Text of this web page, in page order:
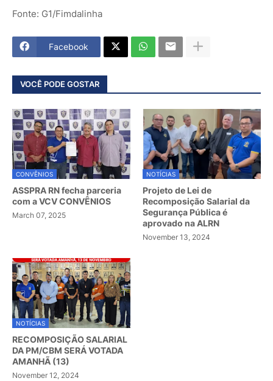
Fonte: G1/Fimdalinha
Facebook
VOCÊ PODE GOSTAR
CONVÊNIOS
ASSPRA RN fecha parceria
com a VCV CONVÊNIOS
March 07, 2025
NOTÍCIAS
Projeto de Lei de
Recomposição Salarial da
Segurança Pública é
aprovado na ALRN
November 13, 2024
NOTÍCIAS
RECOMPOSIÇÃO SALARIAL
DA PM/CBM SERÁ VOTADA
AMANHÃ (13)
November 12, 2024